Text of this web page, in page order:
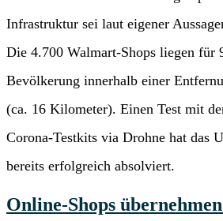
Infrastruktur sei laut eigener
Die 4.700 Walmart-Shops liegen für
Bevölkerung innerhalb einer
(ca. 16 Kilometer). Einen Test mit
Corona-Testkits via Drohne hat das
bereits erfolgreich absolviert.
Online-Shops